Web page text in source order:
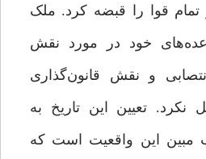
تمام قوا را قبضه کرد. ملک
خود در مورد نقش
و نقش قانون‌گذاری
تعیین این تاریخ به
مبین این واقعیت است که